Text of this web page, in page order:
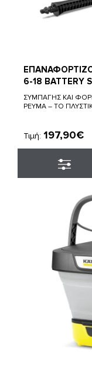
6-18 BATTERY
ΣΥΜΠΑΓΗΣ ΚΑΙ
ΡΕΥΜΑ – ΤΟ
Τιμή: 197,90€